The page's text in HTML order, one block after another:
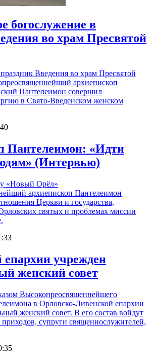
богослужение в
во храм Пресвятой
Введения во храм Пресвятой
архиепископ
Пантелеимон совершил
в Свято-Введенском женском
Пантелеимон: «Идти
(Интервью)
«Новый Орёл»
архиепископ Пантелеимон
Церкви и государства,
святых и проблемах миссии
учрежден
женский совет
Высокопреосвященнейшего
в Орловско-Ливенской епархии
женский совет. В его состав войдут
супруги священнослужителей,